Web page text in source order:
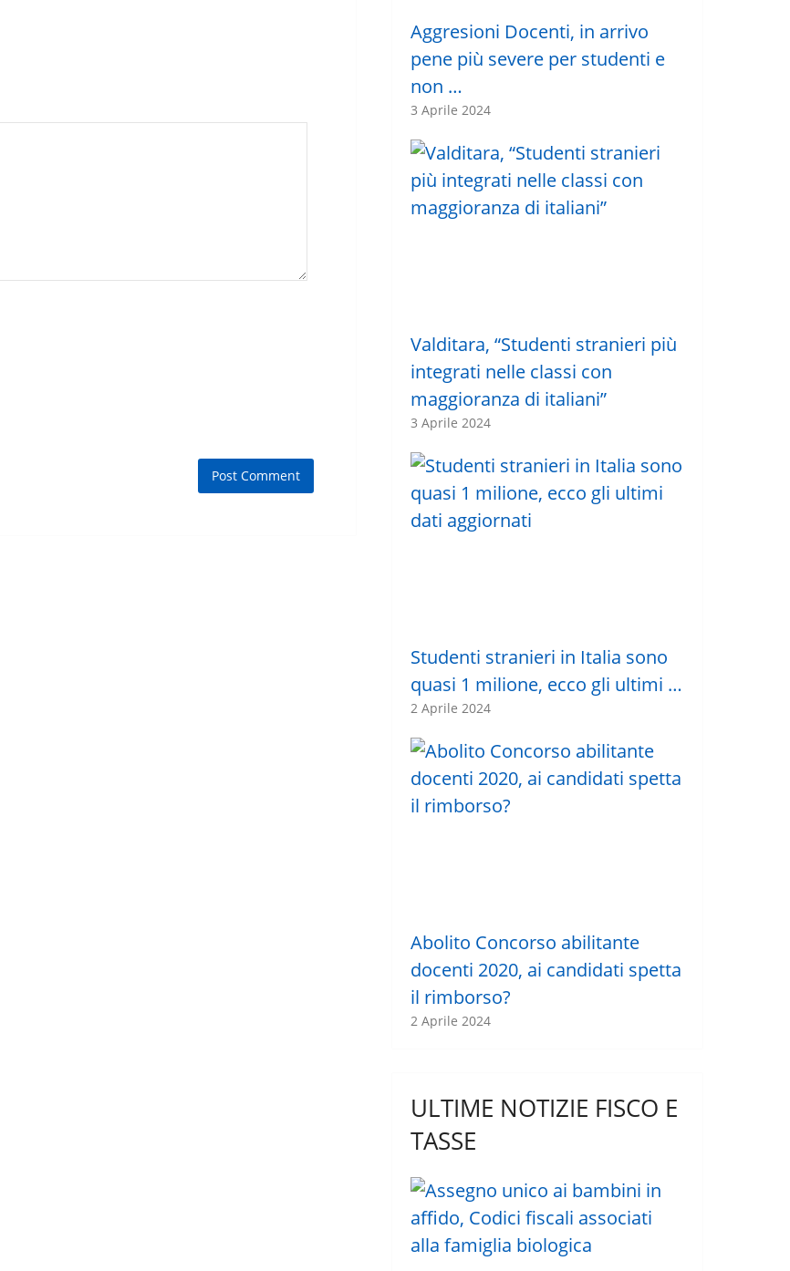
Aggresioni Docenti, in arrivo
pene più severe per studenti e
non …
3 Aprile 2024
Valditara, “Studenti stranieri più
integrati nelle classi con
maggioranza di italiani”
3 Aprile 2024
Studenti stranieri in Italia sono
quasi 1 milione, ecco gli ultimi …
2 Aprile 2024
Abolito Concorso abilitante
docenti 2020, ai candidati spetta
il rimborso?
2 Aprile 2024
ULTIME NOTIZIE FISCO E
TASSE